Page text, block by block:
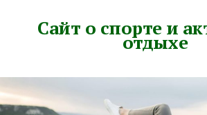
Сайт о спорте и
отдыхе